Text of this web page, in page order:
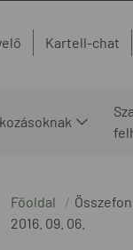
Kartell-chat
Főoldal
2016. 09. 06.